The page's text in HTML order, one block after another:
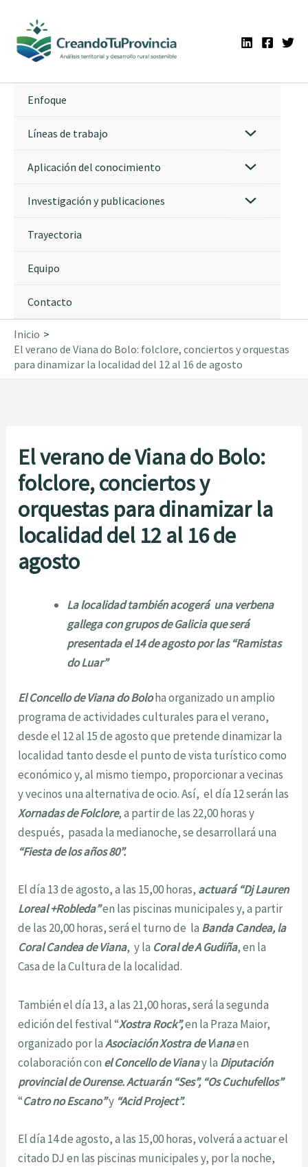
contenido
Enfoque
Líneas de trabajo
Aplicación del conocimiento
Investigación y publicaciones
Trayectoria
Equipo
Contacto
Inicio
El verano de Viana do Bolo: folclore, conciertos y orquestas
para dinamizar la localidad del 12 al 16 de agosto
El verano de Viana do Bolo:
folclore, conciertos y
orquestas para dinamizar la
localidad del 12 al 16 de
agosto
La localidad también acogerá una verbena
gallega con grupos de Galicia que será
presentada el 14 de agosto por las “Ramistas
do Luar”
El Concello de Viana do Boloha organizado un amplio
programa de actividades culturales para el verano,
desde el 12 al 15 de agosto que pretende dinamizar la
localidad tanto desde el punto de vista turístico como
económico y, al mismo tiempo, proporcionar a vecinas
y vecinos una alternativa de ocio. Así, el día 12 serán las
Xornadas de Folclore, a partir de las 22,00 horas y
después, pasada la medianoche, se desarrollará una
“Fiesta de los años 80”.
El día 13 de agosto, a las 15,00 horas, actuará “Dj Lauren
Loreal +Robleda”en las piscinas municipales y, a partir
de las 20,00 horas, será el turno de la Banda Candea, la
Coral Candea de Viana, y la Coral de A Gudiña, en la
Casa de la Cultura de la localidad.
También el día 13, a las 21,00 horas, será la segunda
edición del festival “Xostra Rock”,en la Praza Maior,
organizado por laAsociación Xostra de Vianaen
colaboración con el Concello de Vianay la Diputación
provincial de Ourense. Actuarán “Ses”, “Os Cuchufellos”
“Catro no Escano”y “Acid Project”.
El día 14 de agosto, a las 15,00 horas, volverá a actuar el
citado DJ en las piscinas municipales y, por la noche,